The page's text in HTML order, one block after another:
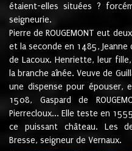
étaient-elles situées ?
seigneurie.
Pierre de ROUGEMONT eut
et la seconde en 1485, Jeanne
de Lacoux. Henriette, leur
la branche aînée. Veuve de
une dispense pour épouser,
1508, Gaspard de
Pierrecloux... Elle teste en
ce puissant château. Les
Bresse, seigneur de Vernaux.